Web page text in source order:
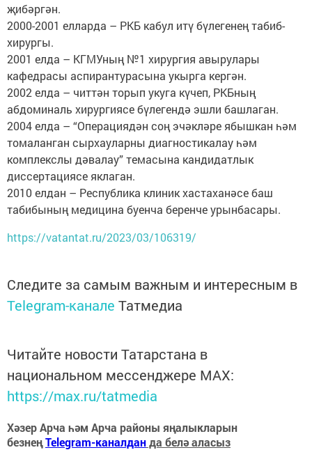
җибәргән.
2000-2001 елларда – РКБ кабул итү бүлегенең табиб-
хирургы.
2001 елда – КГМУның №1 хирургия авырулары
кафедрасы аспирантурасына укырга кергән.
2002 елда – читтән торып укуга күчеп, РКБның
абдоминаль хирургиясе бүлегендә эшли башлаган.
2004 елда – “Операциядән соң эчәкләре ябышкан һәм
томаланган сырхауларны диагностикалау һәм
комплекслы дәвалау” темасына кандидатлык
диссертациясе яклаган.
2010 елдан – Республика клиник хастаханәсе баш
табибының медицина буенча беренче урынбасары.
https://vatantat.ru/2023/03/106319/
Следите за самым важным и интересным в
Telegram-канале Татмедиа
Читайте новости Татарстана в
национальном мессенджере MАХ:
https://max.ru/tatmedia
Хәзер Арча һәм Арча районы яңалыкларын
безнеңTelegram-каналданда белә аласыз